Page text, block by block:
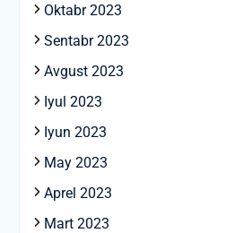
Oktabr 2023
Sentabr 2023
Avgust 2023
Iyul 2023
Iyun 2023
May 2023
Aprel 2023
Mart 2023